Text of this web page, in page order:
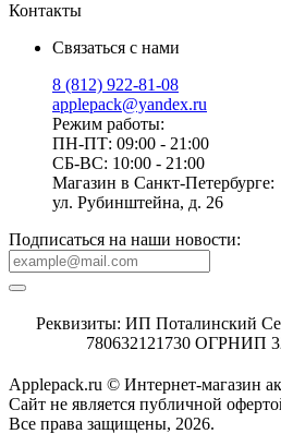
Контакты
Связаться с нами
8 (812) 922-81-08
applepack@yandex.ru
Режим работы:
ПН-ПТ: 09:00 - 21:00
СБ-ВС: 10:00 - 21:00
Магазин в Санкт-Петербурге:
ул. Рубинштейна, д. 26
Подписаться на наши новости:
Реквизиты: ИП Поталинский
780632121730 ОГРНИП
Applepack.ru © Интернет-магазин
Cайт не является публичной
Все права защищены, 2026.